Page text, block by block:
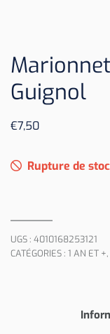
Guignol
€7,50
Rupture de
UGS : 4010168253121
CATÉGORIES : 1 AN ET +,